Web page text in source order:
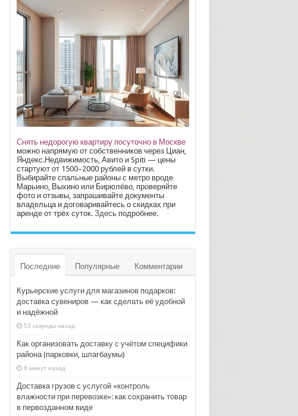
Снять недорогую квартиру посуточно в Москве
можно напрямую от собственников через Циан,
Яндекс.Недвижимость, Авито и Spiti — цены
стартуют от 1500–2000 рублей в сутки.
Выбирайте спальные районы с метро вроде
Марьино, Выхино или Бирюлёво, проверяйте
фото и отзывы, запрашивайте документы
владельца и договаривайтесь о скидках при
аренде от трёх суток. Здесьподробнее.
Последние Популярные Комментарии
Курьерские услуги для магазинов подарков:
доставка сувениров — как сделать её удобной
и надёжной
53 секунды назад
Как организовать доставку с учётом специфики
района (парковки, шлагбаумы)
6 минут назад
Доставка грузов с услугой «контроль
влажности при перевозке»: как сохранить товар
в первозданном виде